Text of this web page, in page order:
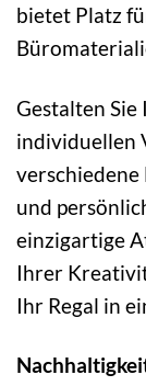
bietet Platz
Gestalten Sie
individuellen
verschiedene
und
einzigartige
Ihrer
Ihr Regal in